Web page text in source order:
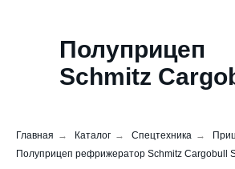
Полуприцеп
Schmitz
Главная → Каталог → Спецтехника →
Полуприцеп рефрижератор Schmitz Cargobull